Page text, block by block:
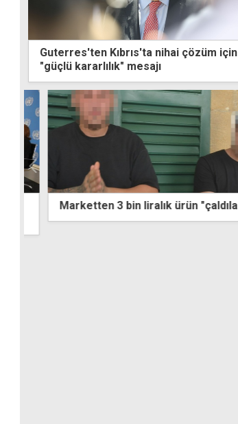
Guterres'ten Kıbrıs'ta nihai çözüm için
"güçlü kararlılık" mesajı
Marketten 3 bin liralık ürün "çaldılar"